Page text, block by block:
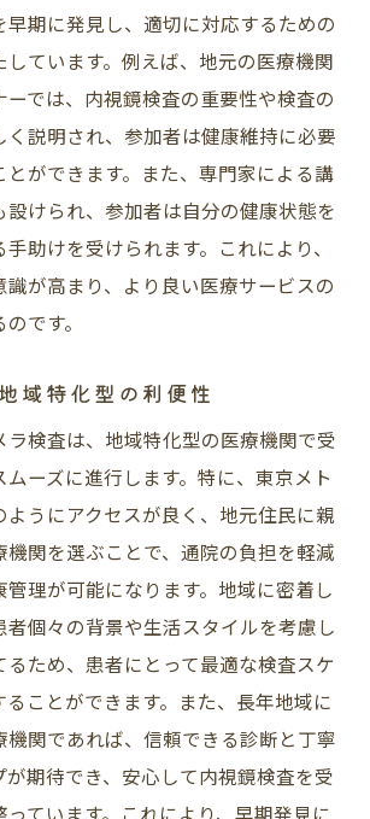
早期に発見し、適切に対応するための
しています。例えば、地元の医療機関
ーでは、内視鏡検査の重要性や検査の
く説明され、参加者は健康維持に必要
とができます。また、専門家による講
設けられ、参加者は自分の健康状態を
助けを受けられます。これにより、
識が高まり、より良い医療サービスの
です。
域特化型の利便性
ラ検査は、地域特化型の医療機関で受
ーズに進行します。特に、東京メト
ようにアクセスが良く、地元住民に親
機関を選ぶことで、通院の負担を軽減
管理が可能になります。地域に密着し
者個々の背景や生活スタイルを考慮し
るため、患者にとって最適な検査スケ
ことができます。また、長年地域に
機関であれば、信頼できる診断と丁寧
が期待でき、安心して内視鏡検査を受
ています。これにより、早期発見に